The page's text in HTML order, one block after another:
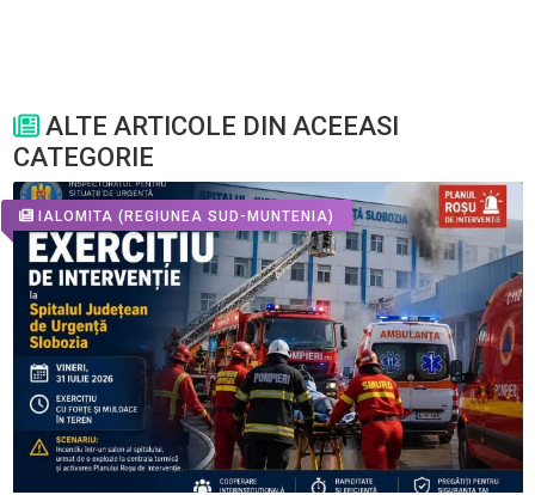
ALTE ARTICOLE DIN ACEEASI
CATEGORIE
IALOMITA (REGIUNEA SUD-MUNTENIA)